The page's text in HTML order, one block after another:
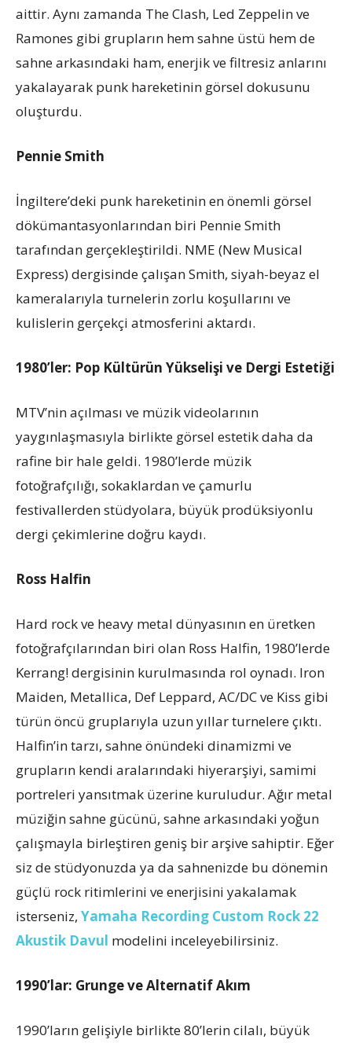
aittir. Aynı zamanda The Clash, Led Zeppelin ve
Ramones gibi grupların hem sahne üstü hem de
sahne arkasındaki ham, enerjik ve filtresiz anlarını
yakalayarak punk hareketinin görsel dokusunu
oluşturdu.
Pennie Smith
İngiltere’deki punk hareketinin en önemli görsel
dökümantasyonlarından biri Pennie Smith
tarafından gerçekleştirildi. NME (New Musical
Express) dergisinde çalışan Smith, siyah-beyaz el
kameralarıyla turnelerin zorlu koşullarını ve
kulislerin gerçekçi atmosferini aktardı.
1980’ler: Pop Kültürün Yükselişi ve Dergi Estetiği
MTV’nin açılması ve müzik videolarının
yaygınlaşmasıyla birlikte görsel estetik daha da
rafine bir hale geldi. 1980’lerde müzik
fotoğrafçılığı, sokaklardan ve çamurlu
festivallerden stüdyolara, büyük prodüksiyonlu
dergi çekimlerine doğru kaydı.
Ross Halfin
Hard rock ve heavy metal dünyasının en üretken
fotoğrafçılarından biri olan Ross Halfin, 1980’lerde
Kerrang! dergisinin kurulmasında rol oynadı. Iron
Maiden, Metallica, Def Leppard, AC/DC ve Kiss gibi
türün öncü gruplarıyla uzun yıllar turnelere çıktı.
Halfin’in tarzı, sahne önündeki dinamizmi ve
grupların kendi aralarındaki hiyerarşiyi, samimi
portreleri yansıtmak üzerine kuruludur. Ağır metal
müziğin sahne gücünü, sahne arkasındaki yoğun
çalışmayla birleştiren geniş bir arşive sahiptir. Eğer
siz de stüdyonuzda ya da sahnenizde bu dönemin
güçlü rock ritimlerini ve enerjisini yakalamak
isterseniz, Yamaha Recording Custom Rock 22
Akustik Davul modelini inceleyebilirsiniz.
1990’lar: Grunge ve Alternatif Akım
1990’ların gelişiyle birlikte 80’lerin cilalı, büyük